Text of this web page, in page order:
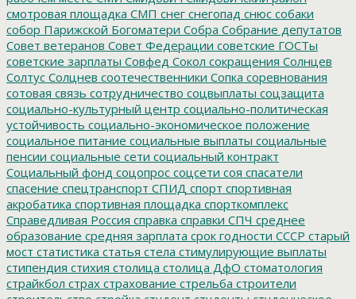
смотровая площадка СМП снег снегопад снюс собаки
собор Парижской Богоматери Собра Собрание депутатов
Совет ветеранов Совет Федерации советские ГОСТы
советские зарплаты Совфед Сокол сокращения Солнцев
Солтус Солцнев соотечественники Сопка соревнования
сотовая связь сотрудничество соцвыплаты соцзащита
социально-культурный центр социально-политическая
устойчивость социально-экономическое положение
социальное питание социальные выплаты социальные
пенсии социальные сети социальный контракт
Социальный фонд соцопрос соцсети соя спасатели
спасение спецтранспорт СПИД спорт спортивная
акробатика спортивная площадка спорткомплекс
Справедливая Россия справка справки СПЧ среднее
образование средняя зарплата срок годности СССР старый
мост статистика статья стела стимулирующие выплаты
стипендия стихия столица столица ДфО стоматология
страйкбол страх страхование стрельба строители